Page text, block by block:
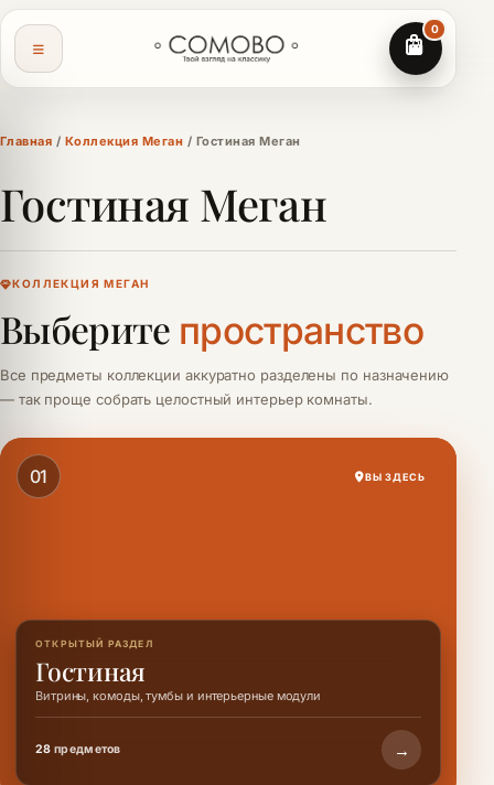
0
Главная / Коллекция Меган / Гостиная Меган
Гостиная Меган
КОЛЛЕКЦИЯ МЕГАН
Выберите пространство
Все предметы коллекции аккуратно разделены по назначению
— так проще собрать целостный интерьер комнаты.
01 ВЫ ЗДЕСЬ
ОТКРЫТЫЙ РАЗДЕЛ
Гостиная
Витрины, комоды, тумбы и интерьерные модули
28 предметов →